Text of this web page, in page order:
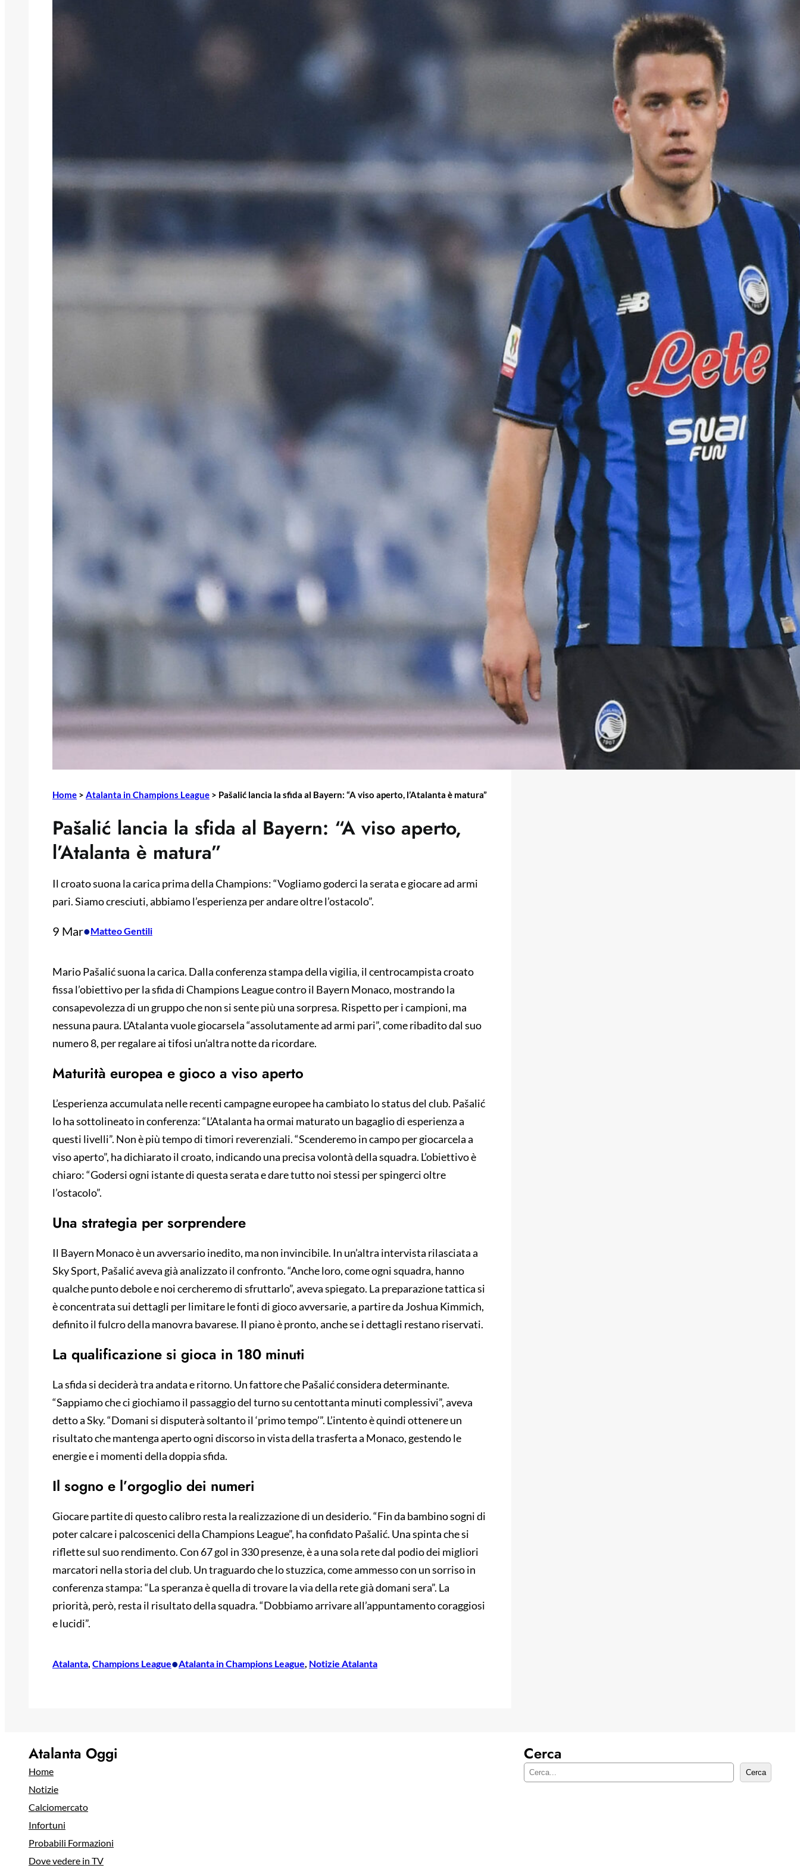
Home > Atalanta in Champions League > Pašalić lancia la sfida al Bayern: “A viso aperto, l’Atalanta è matura”
Pašalić lancia la sfida al Bayern: “A viso aperto,
l’Atalanta è matura”
Il croato suona la carica prima della Champions: “Vogliamo goderci la serata e giocare ad armi
pari. Siamo cresciuti, abbiamo l’esperienza per andare oltre l’ostacolo”.
9 Mar•Matteo Gentili
Mario Pašalić suona la carica. Dalla conferenza stampa della vigilia, il centrocampista croato
fissa l’obiettivo per la sfida di Champions League contro il Bayern Monaco, mostrando la
consapevolezza di un gruppo che non si sente più una sorpresa. Rispetto per i campioni, ma
nessuna paura. L’Atalanta vuole giocarsela “assolutamente ad armi pari”, come ribadito dal suo
numero 8, per regalare ai tifosi un’altra notte da ricordare.
Maturità europea e gioco a viso aperto
L’esperienza accumulata nelle recenti campagne europee ha cambiato lo status del club. Pašalić
lo ha sottolineato in conferenza: “L’Atalanta ha ormai maturato un bagaglio di esperienza a
questi livelli”. Non è più tempo di timori reverenziali. “Scenderemo in campo per giocarcela a
viso aperto”, ha dichiarato il croato, indicando una precisa volontà della squadra. L’obiettivo è
chiaro: “Godersi ogni istante di questa serata e dare tutto noi stessi per spingerci oltre
l’ostacolo”.
Una strategia per sorprendere
Il Bayern Monaco è un avversario inedito, ma non invincibile. In un’altra intervista rilasciata a
Sky Sport, Pašalić aveva già analizzato il confronto. “Anche loro, come ogni squadra, hanno
qualche punto debole e noi cercheremo di sfruttarlo”, aveva spiegato. La preparazione tattica si
è concentrata sui dettagli per limitare le fonti di gioco avversarie, a partire da Joshua Kimmich,
definito il fulcro della manovra bavarese. Il piano è pronto, anche se i dettagli restano riservati.
La qualificazione si gioca in 180 minuti
La sfida si deciderà tra andata e ritorno. Un fattore che Pašalić considera determinante.
“Sappiamo che ci giochiamo il passaggio del turno su centottanta minuti complessivi”, aveva
detto a Sky. “Domani si disputerà soltanto il ‘primo tempo’”. L’intento è quindi ottenere un
risultato che mantenga aperto ogni discorso in vista della trasferta a Monaco, gestendo le
energie e i momenti della doppia sfida.
Il sogno e l’orgoglio dei numeri
Giocare partite di questo calibro resta la realizzazione di un desiderio. “Fin da bambino sogni di
poter calcare i palcoscenici della Champions League”, ha confidato Pašalić. Una spinta che si
riflette sul suo rendimento. Con 67 gol in 330 presenze, è a una sola rete dal podio dei migliori
marcatori nella storia del club. Un traguardo che lo stuzzica, come ammesso con un sorriso in
conferenza stampa: “La speranza è quella di trovare la via della rete già domani sera”. La
priorità, però, resta il risultato della squadra. “Dobbiamo arrivare all’appuntamento coraggiosi
e lucidi”.
Atalanta Champions League•Atalanta in Champions League Notizie Atalanta
pronti al grande salto
Jashari, l’agente frena sull’Atalanta:
“Ha le qualità per il Milan”
Atalanta, spunta un nome nuovo per
l’attacco: nel mirino c’è Assane Diao
Atalanta Oggi
Home
Notizie
Calciomercato
Infortuni
Probabili Formazioni
Dove vedere in TV
Cerca
C
Cerca